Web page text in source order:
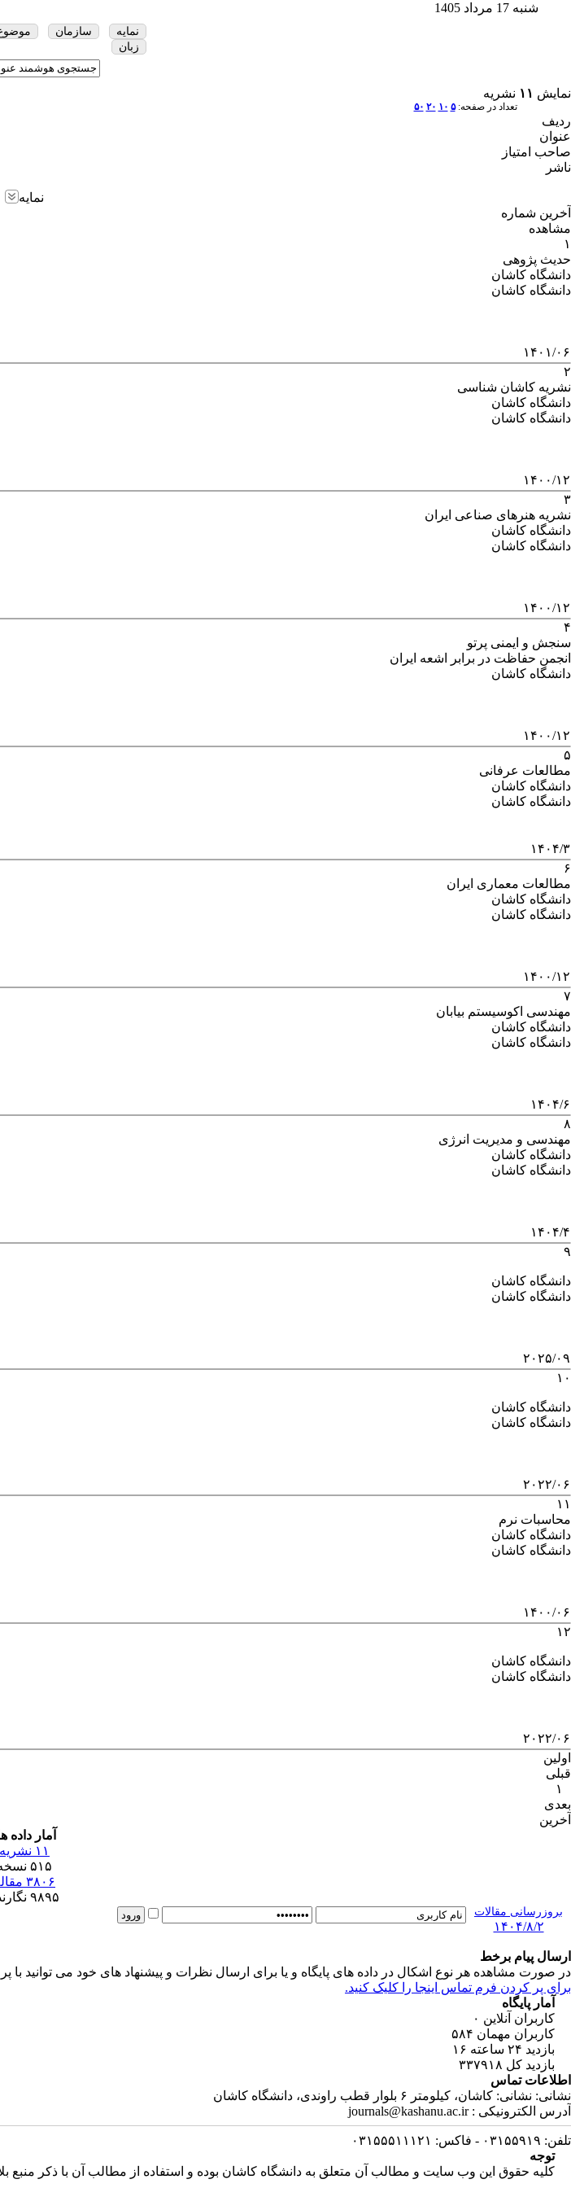
شنبه 17 مرداد 1405
نمایه سازمان
زبان
نمایش ۱۱ نشریه
تعداد در صفحه:۵ ۱۰ ۲۰ ۵۰
ردیف
عنوان
صاحب امتیاز
ناشر
نمایه
آخرین شماره
مشاهده
۱
حدیث پژوهی
دانشگاه کاشان
دانشگاه کاشان
۱۴۰۱/۰۶
۲
نشریه کاشان شناسی
دانشگاه کاشان
دانشگاه کاشان
۱۴۰۰/۱۲
۳
نشریه هنرهای صناعی ایران
دانشگاه کاشان
دانشگاه کاشان
۱۴۰۰/۱۲
۴
سنجش و ایمنی پرتو
انجمن حفاظت در برابر اشعه ایران
دانشگاه کاشان
۱۴۰۰/۱۲
۵
مطالعات عرفانی
دانشگاه کاشان
دانشگاه کاشان
۱۴۰۴/۳
۶
مطالعات معماری ایران
دانشگاه کاشان
دانشگاه کاشان
۱۴۰۰/۱۲
۷
مهندسی اکوسیستم بیابان
دانشگاه کاشان
دانشگاه کاشان
۱۴۰۴/۶
۸
مهندسی و مدیریت انرژی
دانشگاه کاشان
دانشگاه کاشان
۱۴۰۴/۴
۹
دانشگاه کاشان
دانشگاه کاشان
۲۰۲۵/۰۹
۱۰
دانشگاه کاشان
دانشگاه کاشان
۲۰۲۲/۰۶
۱۱
محاسبات نرم
دانشگاه کاشان
دانشگاه کاشان
۱۴۰۰/۰۶
۱۲
دانشگاه کاشان
دانشگاه کاشان
۲۰۲۲/۰۶
اولین
قبلی
۱
بعدی
آخرین
آمار داده
۱۱ نشریه
۵۱۵ نسخه
۳۸۰۶ مقاله
۹۸۹۵ نگارنده
بروزرسانی مقالات
۱۴۰۴/۸/۲
ارسال پیام برخط
در صورت مشاهده هر نوع اشکال در داده های پایگاه و یا برای ارسال نظرات و پیشنهاد های خود می توانید با
برای پر کردن فرم تماس اینجا را کلیک کنید.
آمار پایگاه
کاربران آنلاین ۰
کاربران مهمان ۵۸۴
بازدید ۲۴ ساعته
۱۶
بازدید کل ۳۳۷۹۱۸
اطلاعات تماس
نشانی: نشانی: کاشان، کیلومتر ۶ بلوار قطب راوندی، دانشگاه کاشان
آدرس الکترونیکی : journals@kashanu.ac.ir
تلفن: ۰۳۱۵۵۹۱۹ - فاکس: ۰۳۱۵۵۵۱۱۱۲۱
توجه
کلیه حقوق این وب سایت و مطالب آن متعلق به دانشگاه کاشان بوده و استفاده از مطالب آن با ذکر منبع